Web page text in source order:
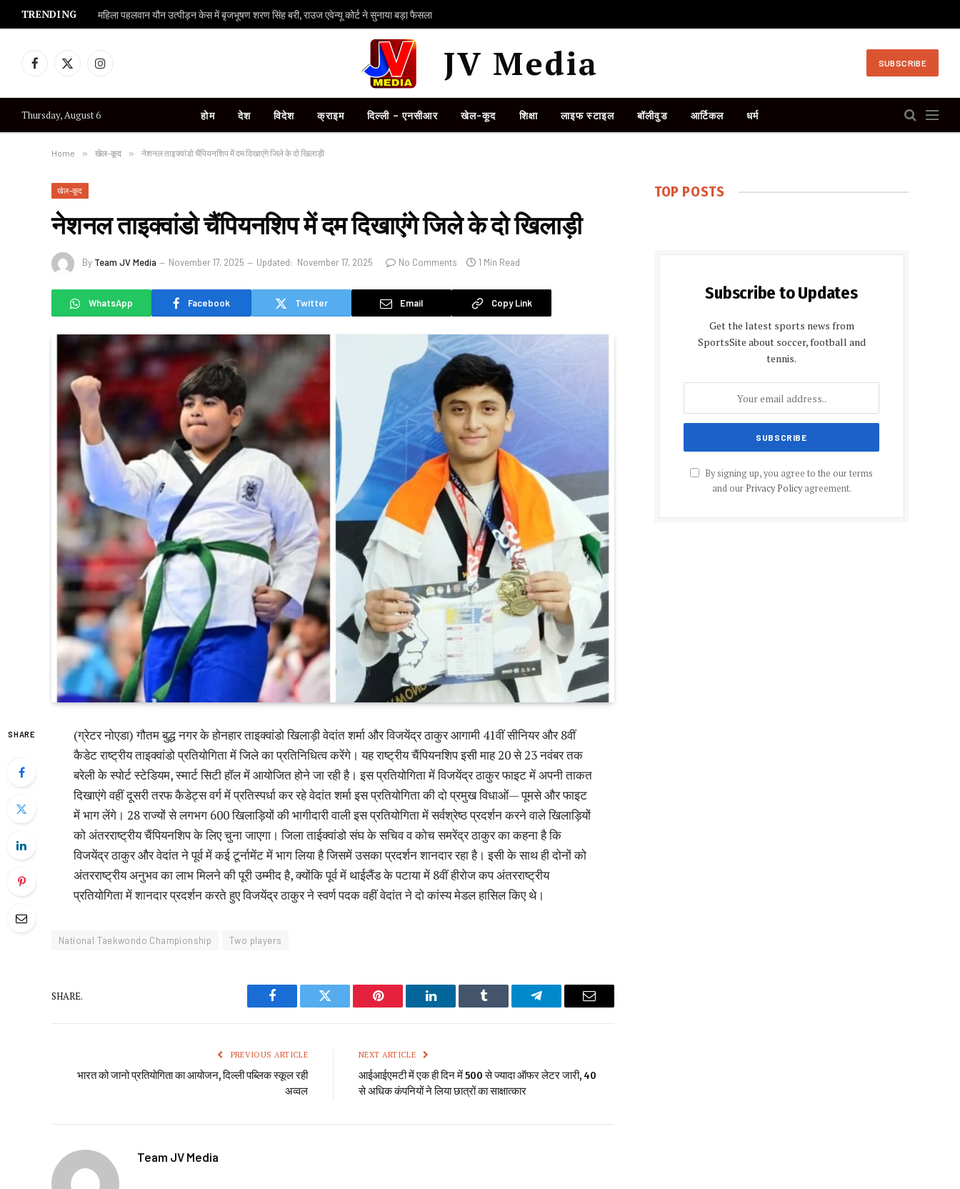
TRENDING महिला पहलवान यौन उत्पीड़न केस में बृजभूषण शरण सिंह बरी, राउज एवेन्यू कोर्ट ने सुनाया बड़ा फैसला
Facebook
X
Instagram JV Media SUBSCRIBE
Thursday, August 6 होम देश विदेश क्राइम दिल्ली – एनसीआर खेल-कूद शिक्षा लाइफ स्टाइल बॉलीवुड आर्टिकल धर्म
Home » खेल-कूद » नेशनल ताइक्वांडो चैंपियनशिप में दम दिखाएंगे जिले के दो खिलाड़ी
खेल-कूद
नेशनल ताइक्वांडो चैंपियनशिप में दम दिखाएंगे जिले के दो खिलाड़ी
By Team JV Media November 17, 2025 Updated: November 17, 2025 No Comments 1 Min Read
WhatsApp Facebook Twitter Email Copy Link
SHARE
(ग्रेटर नोएडा) गौतम बुद्ध नगर के होनहार ताइक्वांडो खिलाड़ी वेदांत शर्मा और विजयेंद्र ठाकुर आगामी 41वीं सीनियर और 8वीं
कैडेट राष्ट्रीय ताइक्वांडो प्रतियोगिता में जिले का प्रतिनिधित्व करेंगे। यह राष्ट्रीय चैंपियनशिप इसी माह 20 से 23 नवंबर तक
बरेली के स्पोर्ट स्टेडियम, स्मार्ट सिटी हॉल में आयोजित होने जा रही है। इस प्रतियोगिता में विजयेंद्र ठाकुर फाइट में अपनी ताकत
दिखाएंगे वहीं दूसरी तरफ कैडेट्स वर्ग में प्रतिस्पर्धा कर रहे वेदांत शर्मा इस प्रतियोगिता की दो प्रमुख विधाओं— पूमसे और फाइट
में भाग लेंगे। 28 राज्यों से लगभग 600 खिलाड़ियों की भागीदारी वाली इस प्रतियोगिता में सर्वश्रेष्ठ प्रदर्शन करने वाले खिलाड़ियों
को अंतरराष्ट्रीय चैंपियनशिप के लिए चुना जाएगा। जिला ताईक्वांडो संघ के सचिव व कोच समरेंद्र ठाकुर का कहना है कि
विजयेंद्र ठाकुर और वेदांत ने पूर्व में कई टूर्नामेंट में भाग लिया है जिसमें उसका प्रदर्शन शानदार रहा है। इसी के साथ ही दोनों को
अंतरराष्ट्रीय अनुभव का लाभ मिलने की पूरी उम्मीद है, क्योंकि पूर्व में थाईलैंड के पटाया में 8वीं हीरोज कप अंतरराष्ट्रीय
प्रतियोगिता में शानदार प्रदर्शन करते हुए विजयेंद्र ठाकुर ने स्वर्ण पदक वहीं वेदांत ने दो कांस्य मेडल हासिल किए थे।
National Taekwondo Championship Two players
SHARE.
Facebook Twitter Pinterest LinkedIn Tumblr Telegram Email
PREVIOUS ARTICLE
भारत को जानो प्रतियोगिता का आयोजन, दिल्ली पब्लिक स्कूल रही
अव्वल
NEXT ARTICLE
आईआईएमटी में एक ही दिन में 500 से ज्यादा ऑफर लेटर जारी, 40
से अधिक कंपनियों ने लिया छात्रों का साक्षात्कार
Team JV Media
TOP POSTS
Subscribe to Updates
Get the latest sports news from
SportsSite about soccer, football and
tennis.
By signing up, you agree to the our terms
and our Privacy Policyagreement.